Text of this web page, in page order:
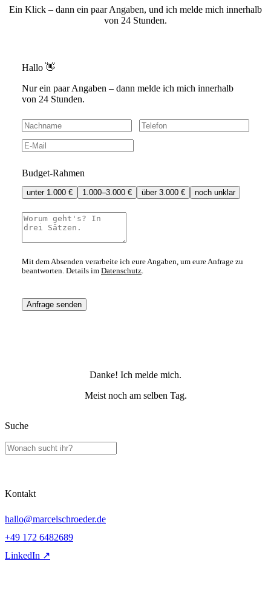
Ein Klick – dann ein paar Angaben, und ich melde mich innerhalb
von 24 Stunden.
Hallo 👋
Nur ein paar Angaben – dann melde ich mich innerhalb
von 24 Stunden.
Budget-Rahmen
unter 1.000 € 1.000–3.000 € über 3.000 € noch unklar
Mit dem Absenden verarbeite ich eure Angaben, um eure Anfrage zu
beantworten. Details im Datenschutz.
Anfrage senden
Danke! Ich melde mich.
Meist noch am selben Tag.
Suche
Kontakt
hallo@marcelschroeder.de
+49 172 6482689
LinkedIn ↗